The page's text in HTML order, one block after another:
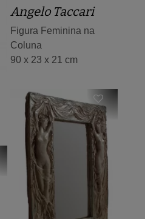
Angelo Taccari
Figura Feminina na
Coluna
90 x 23 x 21 cm